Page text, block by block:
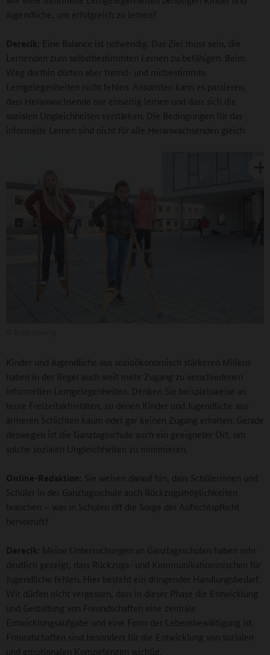
Jugendliche, um erfolgreich zu lernen?
Derecik: Eine Balance ist notwendig. Das Ziel muss sein, die
Lernenden zum selbstbestimmten Lernen zu befähigen. Beim
Weg dorthin dürfen aber fremd- und mitbestimmte
Lerngelegenheiten nicht fehlen. Ansonsten kann es passieren,
dass Heranwachsende nur einseitig lernen und dass sich die
sozialen Ungleichheiten verstärken. Die Bedingungen für das
informelle Lernen sind nicht für alle Heranwachsenden gleich.
Kinder und Jugendliche aus sozioökonomisch stärkeren Milieus
haben in der Regel auch weit mehr Zugang zu verschiedenen
informellen Lerngelegenheiten. Denken Sie beispielsweise an
teure Freizeitaktivitäten, zu denen Kinder und Jugendliche aus
ärmeren Schichten kaum oder gar keinen Zugang erhalten. Gerade
deswegen ist die Ganztagsschule auch ein geeigneter Ort, um
solche sozialen Ungleichheiten zu minimieren.
Online-Redaktion:
Sie weisen darauf hin, dass Schülerinnen und
Schüler in der Ganztagsschule auch Rückzugsmöglichkeiten
brauchen – was in Schulen oft die Sorge der Aufsichtspflicht
hervorruft?
Derecik: Meine Untersuchungen an Ganztagsschulen haben sehr
deutlich gezeigt, dass Rückzugs- und Kommunikationsnischen für
Jugendliche fehlen. Hier besteht ein dringender Handlungsbedarf.
Wir dürfen nicht vergessen, dass in dieser Phase die Entwicklung
und Gestaltung von Freundschaften eine zentrale
Entwicklungsaufgabe und eine Form der Lebensbewältigung ist.
Freundschaften sind besonders für die Entwicklung von sozialen
und emotionalen Kompetenzen wichtig.